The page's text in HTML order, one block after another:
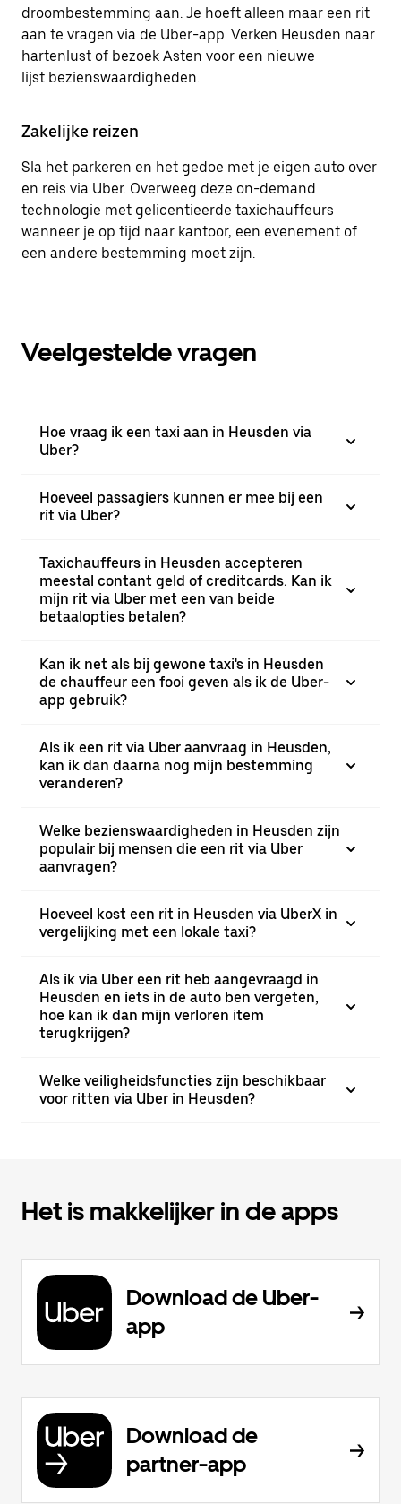
droombestemming aan. Je hoeft alleen maar een rit
aan te vragen via de Uber-app. Verken Heusden naar
hartenlust of bezoek Asten voor een nieuwe
lijst bezienswaardigheden.
Zakelijke reizen
Sla het parkeren en het gedoe met je eigen auto over
en reis via Uber. Overweeg deze on-demand
technologie met gelicentieerde taxichauffeurs
wanneer je op tijd naar kantoor, een evenement of
een andere bestemming moet zijn.
Veelgestelde vragen
Hoe vraag ik een taxi aan in Heusden via
Uber?
Hoeveel passagiers kunnen er mee bij een
rit via Uber?
Taxichauffeurs in Heusden accepteren
meestal contant geld of creditcards. Kan ik
mijn rit via Uber met een van beide
betaalopties betalen?
Kan ik net als bij gewone taxi's in Heusden
de chauffeur een fooi geven als ik de Uber-
app gebruik?
Als ik een rit via Uber aanvraag in Heusden,
kan ik dan daarna nog mijn bestemming
veranderen?
Welke bezienswaardigheden in Heusden zijn
populair bij mensen die een rit via Uber
aanvragen?
Hoeveel kost een rit in Heusden via UberX in
vergelijking met een lokale taxi?
Als ik via Uber een rit heb aangevraagd in
Heusden en iets in de auto ben vergeten,
hoe kan ik dan mijn verloren item
terugkrijgen?
Welke veiligheidsfuncties zijn beschikbaar
voor ritten via Uber in Heusden?
Het is makkelijker in de apps
Download de Uber-
app
Download de
partner-app